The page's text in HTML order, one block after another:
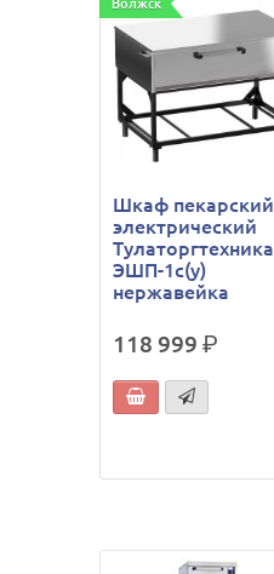
Волжск
Шкаф пекарский
электрический
Тулаторгтехника
ЭШП-1с(у)
нержавейка
118 999р.